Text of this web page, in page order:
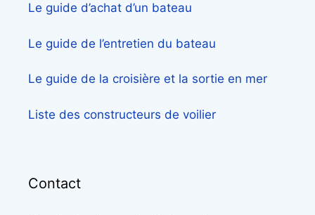
Le guide d’achat d’un bateau
Le guide de l’entretien du bateau
Le guide de la croisière et la sortie en mer
Liste des constructeurs de voilier
Contact